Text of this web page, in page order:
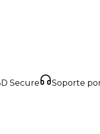
Secure Soporte